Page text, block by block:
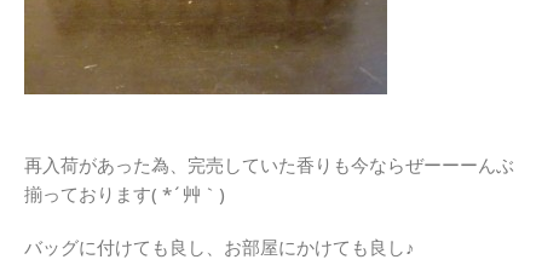
再入荷があった為、完売していた香りも今ならぜーーーんぶ
揃っております( *´艸｀)
バッグに付けても良し、お部屋にかけても良し♪